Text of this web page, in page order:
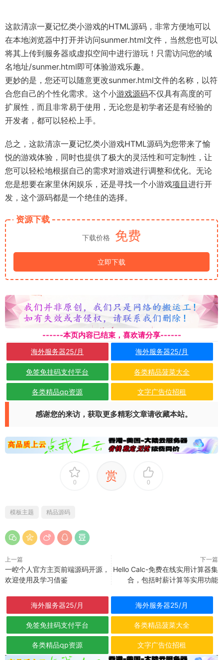
这款清凉一夏记忆类小游戏的HTML源码，非常方便地可以
在本地浏览器中打开并访问sunmer.html文件，当然您也可以
将其上传到服务器或虚拟空间中进行游玩！只需访问您的域
名地址/sunmer.html即可体验游戏乐趣。
更妙的是，您还可以随意更改sunmer.html文件的名称，以符
合您自己的个性化需求。这个小游戏源码不仅具有高度的可
扩展性，而且非常易于使用，无论您是初学者还是有经验的
开发者，都可以轻松上手。
总之，这款清凉一夏记忆类小游戏HTML源码为您带来了愉
悦的游戏体验，同时也提供了极大的灵活性和可定制性，让
您可以轻松地根据自己的需求对游戏进行调整和优化。无论
您是想要在家里休闲娱乐，还是寻找一个小游戏项目进行开
发，这个源码都是一个绝佳的选择。
资源下载
下载价格 免费
立即下载
------本页内容已结束，喜欢请分享------
海外服务器25/月 海外服务器25/月
免签免挂码支付平台 各类精品菠菜大全
各类精品qp资源 文字广告位招租
感谢您的来访，获取更多精彩文章请收藏本站。
0 赏 0
模板主题 精品源码
上一篇
一崆个人官方主页前端源码开源，
欢迎使用及学习借鉴
下一篇
Hello Calc-免费在线实用计算器集
合，包括时薪计算等实用功能
海外服务器25/月 海外服务器25/月
免签免挂码支付平台 各类精品菠菜大全
各类精品qp资源 文字广告位招租